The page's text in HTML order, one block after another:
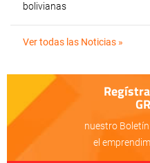
bolivianas
Ver todas las Noticias »
nuestro
el